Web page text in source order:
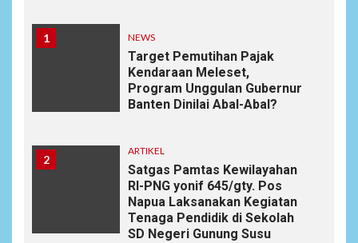
1 NEWS
Target Pemutihan Pajak
Kendaraan Meleset,
Program Unggulan Gubernur
Banten Dinilai Abal-Abal?
2
ARTIKEL
Satgas Pamtas Kewilayahan
RI-PNG yonif 645/gty. Pos
Napua Laksanakan Kegiatan
Tenaga Pendidik di Sekolah
SD Negeri Gunung Susu